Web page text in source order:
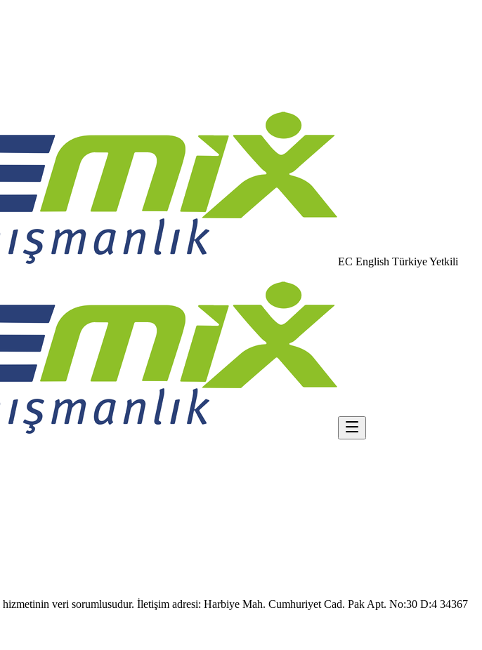
EC English Türkiye Yetkili
hizmetinin veri sorumlusudur. İletişim adresi: Harbiye Mah. Cumhuriyet Cad. Pak Apt. No:30 D:4 34367